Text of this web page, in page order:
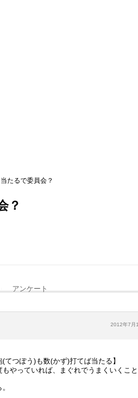
たるで委員会？
？
アンケート
2012年7月
(てつぽう)も数(かず)打てば当たる】
やっていれば、まぐれでうまくいくこと